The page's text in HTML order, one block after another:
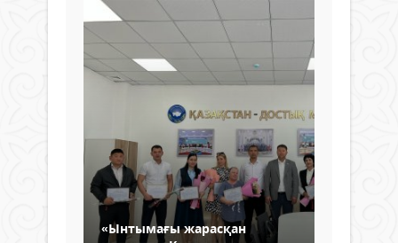
«Ынтымағы жарасқан